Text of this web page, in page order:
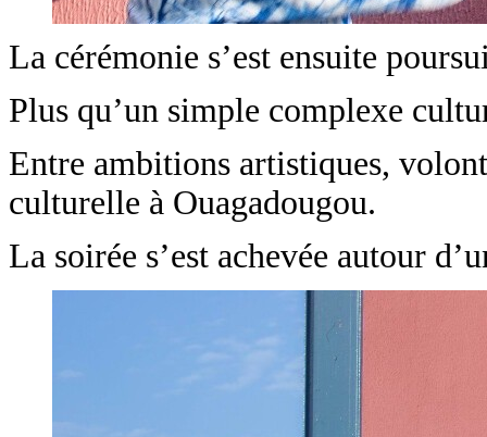
La cérémonie s’est ensuite
Plus qu’un simple complexe
Entre ambitions artistiques,
culturelle à Ouagadougou.
La soirée s’est achevée autour